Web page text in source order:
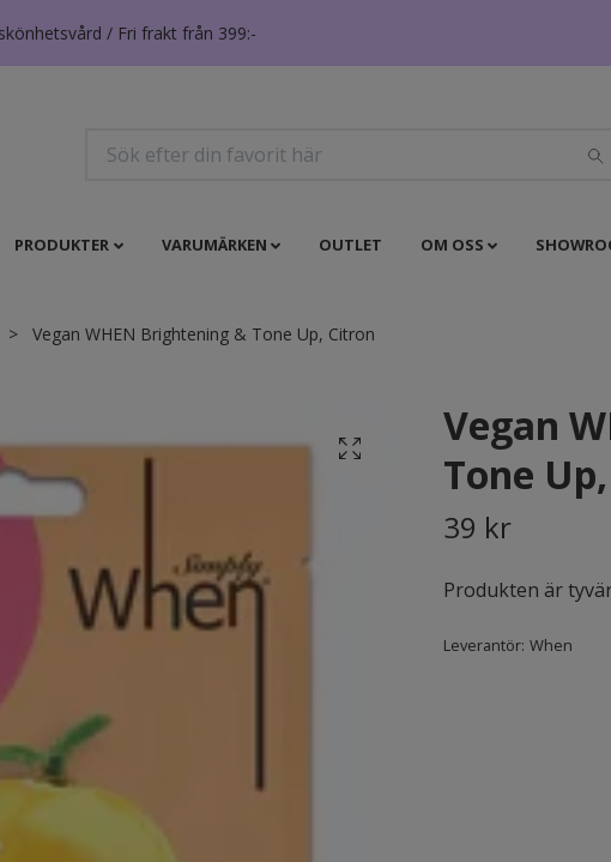
/ Fri frakt från 399:-
PRODUKTER VARUMÄRKEN OUTLET OM OSS
Vegan WHEN Brightening & Tone Up, Citron
Vegan
Tone
39 kr
Produkten är
Leverantör: When